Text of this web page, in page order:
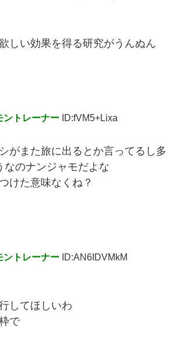
しい効果を得る研究がうんぬん
ントレーナー ID:fVM5+Lixa
がまた旅に出るとか言ってるし多
なのナンジャモだよな
けた意味なくね？
ントレーナー ID:AN6IDVMkM
してほしいわ
で